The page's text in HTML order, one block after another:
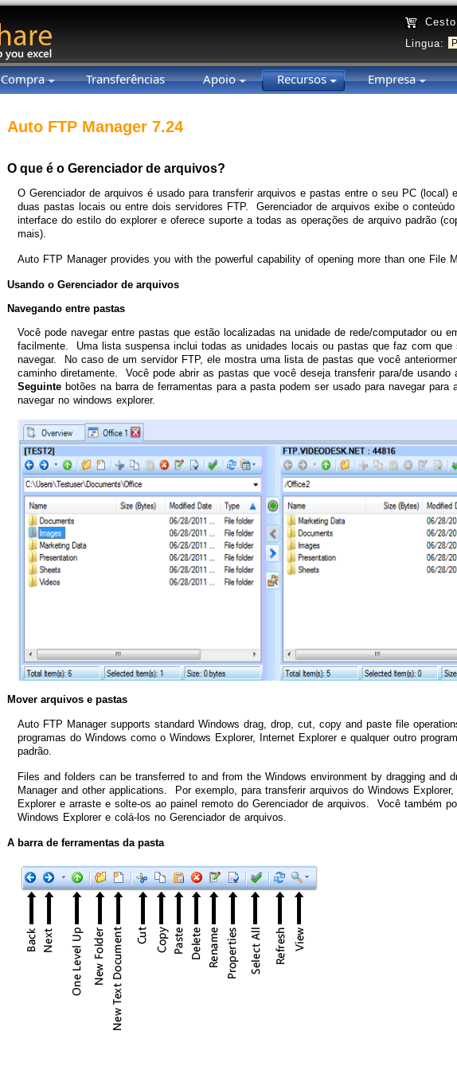
Lingua:
Compra Transferências Apoio Recursos Empresa
Auto FTP Manager 7.24
O que é o Gerenciador de arquivos?
O Gerenciador de arquivos é usado para transferir arquivos e pastas entre o seu PC (local)
duas pastas locais ou entre dois servidores FTP. Gerenciador de arquivos exibe o
interface do estilo do explorer e oferece suporte a todas as operações de arquivo padrão
mais).
Auto FTP Manager provides you with the powerful capability of opening more than one File
Usando o Gerenciador de arquivos
Navegando entre pastas
Você pode navegar entre pastas que estão localizadas na unidade de rede/computador ou
facilmente. Uma lista suspensa inclui todas as unidades locais ou pastas que faz com que
navegar. No caso de um servidor FTP, ele mostra uma lista de pastas que você
caminho diretamente. Você pode abrir as pastas que você deseja transferir para/de
Seguinte botões na barra de ferramentas para a pasta podem ser usado para navegar para
navegar no windows explorer.
Mover arquivos e pastas
Auto FTP Manager supports standard Windows drag, drop, cut, copy and paste file
programas do Windows como o Windows Explorer, Internet Explorer e qualquer outro
padrão.
Files and folders can be transferred to and from the Windows environment by dragging and
Manager and other applications. Por exemplo, para transferir arquivos do Windows
Explorer e arraste e solte-os ao painel remoto do Gerenciador de arquivos. Você também
Windows Explorer e colá-los no Gerenciador de arquivos.
A barra de ferramentas da pasta